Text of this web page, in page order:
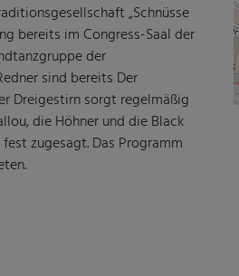
„Schnüsse
bereits im Congress-Saal der
der
sind bereits Der
Dreigestirn sorgt regelmäßig
die Höhner und die Black
zugesagt. Das Programm